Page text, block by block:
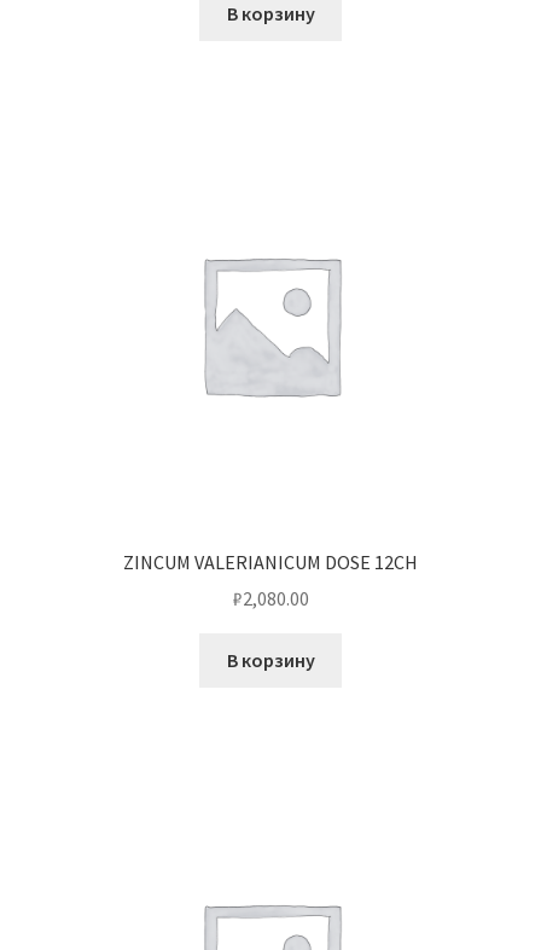
В корзину
ZINCUM VALERIANICUM DOSE 12CH
₽2,080.00
В корзину